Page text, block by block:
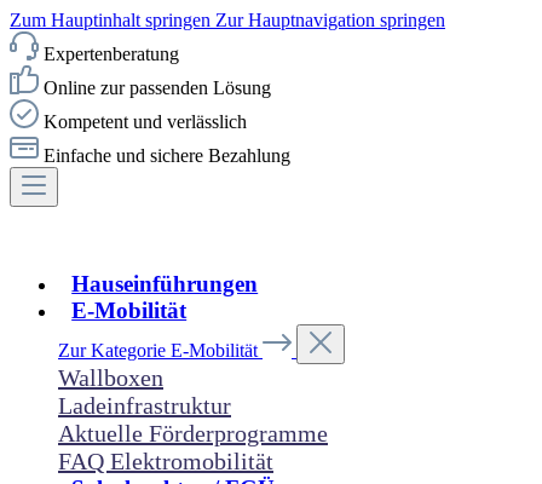
Zum Hauptinhalt springen Zur Hauptnavigation springen
Expertenberatung
Online zur passenden Lösung
Kompetent und verlässlich
Einfache und sichere Bezahlung
Hauseinführungen
E-Mobilität
Zur Kategorie E-Mobilität
Wallboxen
Ladeinfrastruktur
Aktuelle Förderprogramme
FAQ Elektromobilität